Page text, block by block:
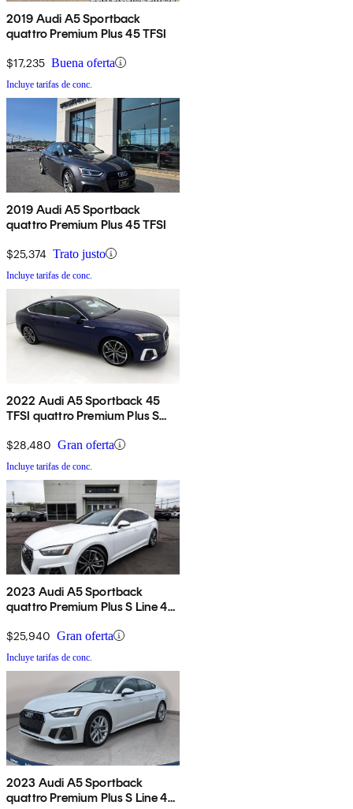
2019 Audi A5 Sportback
quattro Premium Plus 45 TFSI
$17,235 Buena oferta
Incluye tarifas de conc.
2019 Audi A5 Sportback
quattro Premium Plus 45 TFSI
$25,374 Trato justo
Incluye tarifas de conc.
2022 Audi A5 Sportback 45
TFSI quattro Premium Plus S
$28,480 Gran oferta
Incluye tarifas de conc.
2023 Audi A5 Sportback
quattro Premium Plus S Line 45
$25,940 Gran oferta
Incluye tarifas de conc.
2023 Audi A5 Sportback
quattro Premium Plus S Line 45